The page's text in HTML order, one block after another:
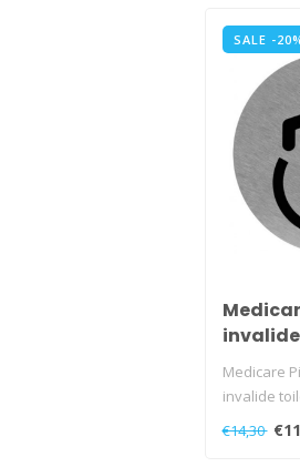
SALE -
Medicare
invalide
€14,30